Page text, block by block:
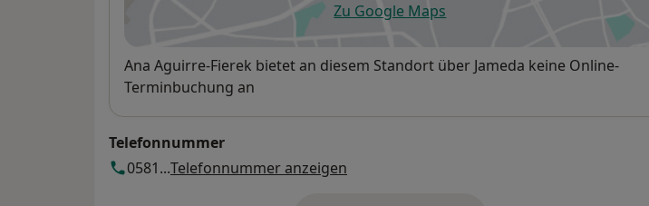
Zu Google Mapsöffnet in einer neuen Registerkarte
Verfügbarkeit
Ana Aguirre-Fierek bietet an diesem Standort über Jameda keine Online-
Terminbuchung an
Telefonnummer
0581...Telefonnummer anzeigen